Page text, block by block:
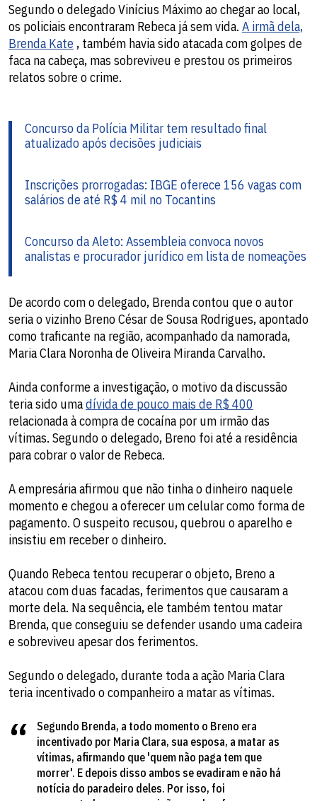
Segundo o delegado Vinícius Máximo ao chegar ao local,
os policiais encontraram Rebeca já sem vida. A irmã dela,
Brenda Kate , também havia sido atacada com golpes de
faca na cabeça, mas sobreviveu e prestou os primeiros
relatos sobre o crime.
Concurso da Polícia Militar tem resultado final
atualizado após decisões judiciais
Inscrições prorrogadas: IBGE oferece 156 vagas com
salários de até R$ 4 mil no Tocantins
Concurso da Aleto: Assembleia convoca novos
analistas e procurador jurídico em lista de nomeações
De acordo com o delegado, Brenda contou que o autor
seria o vizinho Breno César de Sousa Rodrigues, apontado
como traficante na região, acompanhado da namorada,
Maria Clara Noronha de Oliveira Miranda Carvalho.
Ainda conforme a investigação, o motivo da discussão
teria sido umadívida de pouco mais de R$ 400
relacionada à compra de cocaína por um irmão das
vítimas. Segundo o delegado, Breno foi até a residência
para cobrar o valor de Rebeca.
A empresária afirmou que não tinha o dinheiro naquele
momento e chegou a oferecer um celular como forma de
pagamento. O suspeito recusou, quebrou o aparelho e
insistiu em receber o dinheiro.
Quando Rebeca tentou recuperar o objeto, Breno a
atacou com duas facadas, ferimentos que causaram a
morte dela. Na sequência, ele também tentou matar
Brenda, que conseguiu se defender usando uma cadeira
e sobreviveu apesar dos ferimentos.
Segundo o delegado, durante toda a ação Maria Clara
teria incentivado o companheiro a matar as vítimas.
Segundo Brenda, a todo momento o Breno era
incentivado por Maria Clara, sua esposa, a matar as
vítimas, afirmando que 'quem não paga tem que
morrer'. E depois disso ambos se evadiram e não há
notícia do paradeiro deles. Por isso, foi